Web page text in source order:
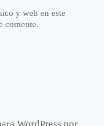
y web en este
comente.